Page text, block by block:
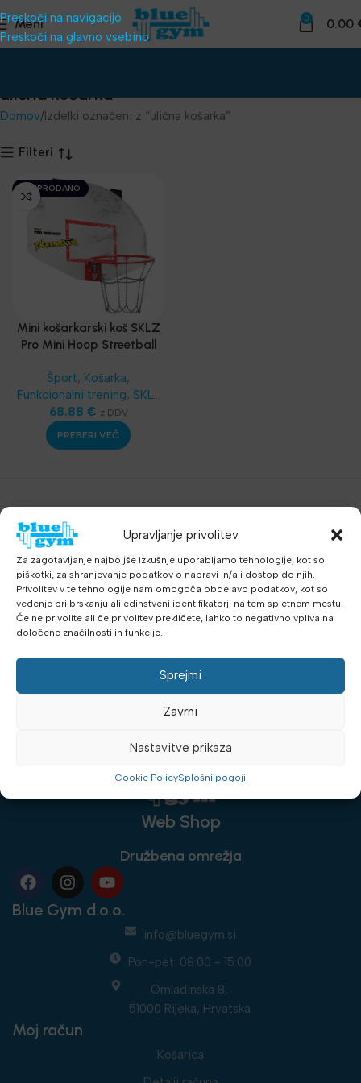
Upravljanje privolitev
Za zagotavljanje najboljše izkušnje uporabljamo tehnologije, kot so
piškotki, za shranjevanje podatkov o napravi in/ali dostop do njih.
Privolitev v te tehnologije nam omogoča obdelavo podatkov, kot so
vedenje pri brskanju ali edinstveni identifikatorji na tem spletnem mestu.
Če ne privolite ali če privolitev prekličete, lahko to negativno vpliva na
določene značilnosti in funkcije.
Sprejmi
Zavrni
Nastavitve prikaza
Cookie PolicySplošni pogoji
Preskoči na navigacijo
Preskoči na glavno vsebino
Meni 0 0.00
ulična košarka
Domov Izdelki označeni z “ulična košarka”
Filteri
RAZPRODANO
Mini košarkarski koš SKLZ
Pro Mini Hoop Streetball
Šport, Košarka,
Funkcionalni trening, SKLZ
Funkcionalni trening
68.88 € z DDV
PREBERI VEČ
Web Shop
Družbena omrežja
Blue Gym d.o.o.
info@bluegym.si
Pon-pet: 08:00 - 15:00
Omladinska 8,
51000 Rijeka, Hrvatska
Moj račun
Košarica